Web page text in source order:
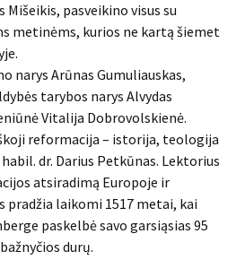
pasveikino visus su
metinėms, kurios ne kartą šiemet
narys Arūnas Gumuliauskas,
tarybos narys Alvydas
Vitalija Dobrovolskienė.
reformacija – istorija, teologija
dr. Darius Petkūnas. Lektorius
atsiradimą Europoje ir
pradžia laikomi 1517 metai, kai
paskelbė savo garsiąsias 95
durų.